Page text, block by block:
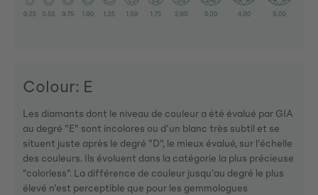
Colour: E
Les diamants dont le niveau de couleur a été évalué par GIA
au degré "E" sont incolores ou d'un blanc très subtil et se
situent juste après le degré "D", le mieux évalué, sur l'échelle
des couleurs. Ils évoluent dans la catégorie la plus précieuse
"colorless". La différence de couleur jusqu'au degré le plus
élevé n'est perceptible que pour les gemmologues